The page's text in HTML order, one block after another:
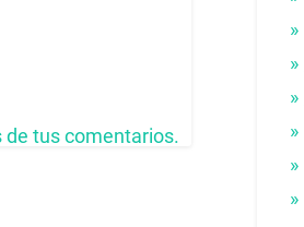
de tus comentarios.